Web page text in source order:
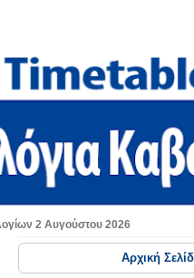
2 Αυγούστου 2026
Αρχική